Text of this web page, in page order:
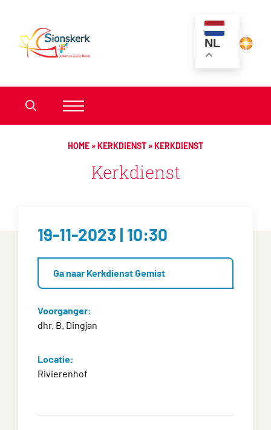
NL
HOME »KERKDIENST »KERKDIENST
Kerkdienst
19-11-2023 | 10:30
Ga naar Kerkdienst Gemist
Voorganger:
dhr. B. Dingjan
Locatie:
Rivierenhof